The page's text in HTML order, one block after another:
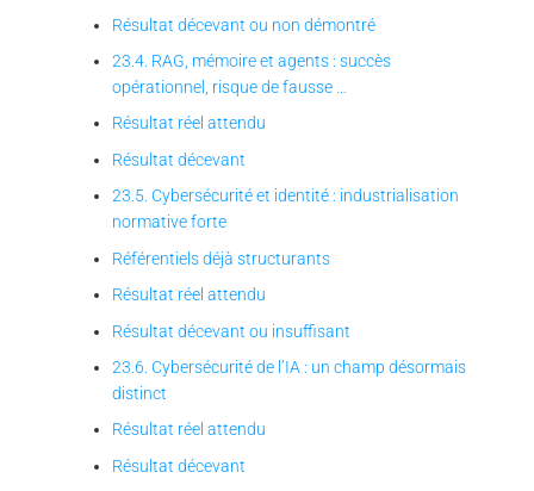
Résultat décevant ou non démontré
23.4. RAG, mémoire et agents : succès
opérationnel, risque de fausse …
Résultat réel attendu
Résultat décevant
23.5. Cybersécurité et identité : industrialisation
normative forte
Référentiels déjà structurants
Résultat réel attendu
Résultat décevant ou insuffisant
23.6. Cybersécurité de l’IA : un champ désormais
distinct
Résultat réel attendu
Résultat décevant